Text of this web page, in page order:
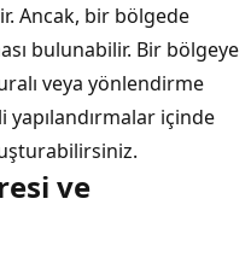
Ancak, bir bölgede
bulunabilir. Bir bölgeye
veya yönlendirme
yapılandırmalar içinde
ve